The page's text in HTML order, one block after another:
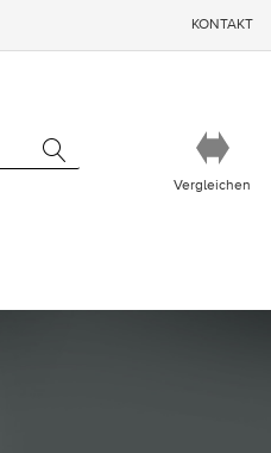
KONTAKT
Vergleichen